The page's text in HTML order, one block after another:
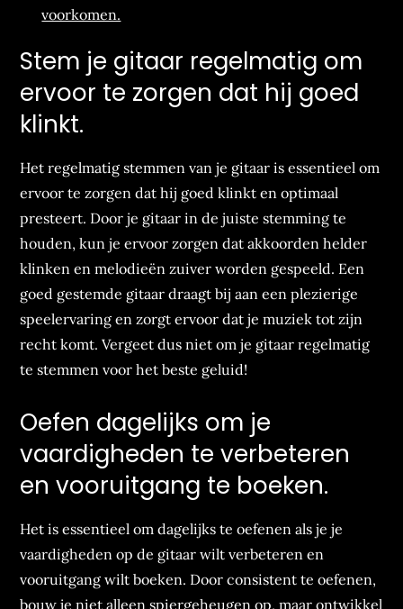
voorkomen.
Stem je gitaar regelmatig om
ervoor te zorgen dat hij goed
klinkt.
Het regelmatig stemmen van je gitaar is essentieel om
ervoor te zorgen dat hij goed klinkt en optimaal
presteert. Door je gitaar in de juiste stemming te
houden, kun je ervoor zorgen dat akkoorden helder
klinken en melodieën zuiver worden gespeeld. Een
goed gestemde gitaar draagt bij aan een plezierige
speelervaring en zorgt ervoor dat je muziek tot zijn
recht komt. Vergeet dus niet om je gitaar regelmatig
te stemmen voor het beste geluid!
Oefen dagelijks om je
vaardigheden te verbeteren
en vooruitgang te boeken.
Het is essentieel om dagelijks te oefenen als je je
vaardigheden op de gitaar wilt verbeteren en
vooruitgang wilt boeken. Door consistent te oefenen,
bouw je niet alleen spiergeheugen op, maar ontwikkel